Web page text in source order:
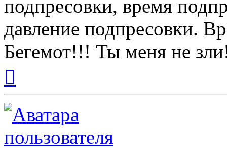
подпресовки, время
давление подпресовки.
Бегемот!!! Ты меня не
началу